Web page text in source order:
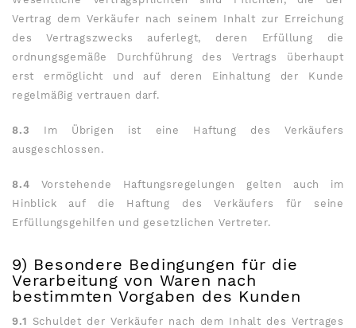
Vertrag dem Verkäufer nach seinem Inhalt zur Erreichung
des Vertragszwecks auferlegt, deren Erfüllung die
ordnungsgemäße Durchführung des Vertrags überhaupt
erst ermöglicht und auf deren Einhaltung der Kunde
regelmäßig vertrauen darf.
8.3 Im Übrigen ist eine Haftung des Verkäufers
ausgeschlossen.
8.4 Vorstehende Haftungsregelungen gelten auch im
Hinblick auf die Haftung des Verkäufers für seine
Erfüllungsgehilfen und gesetzlichen Vertreter.
9) Besondere Bedingungen für die
Verarbeitung von Waren nach
bestimmten Vorgaben des Kunden
9.1 Schuldet der Verkäufer nach dem Inhalt des Vertrages